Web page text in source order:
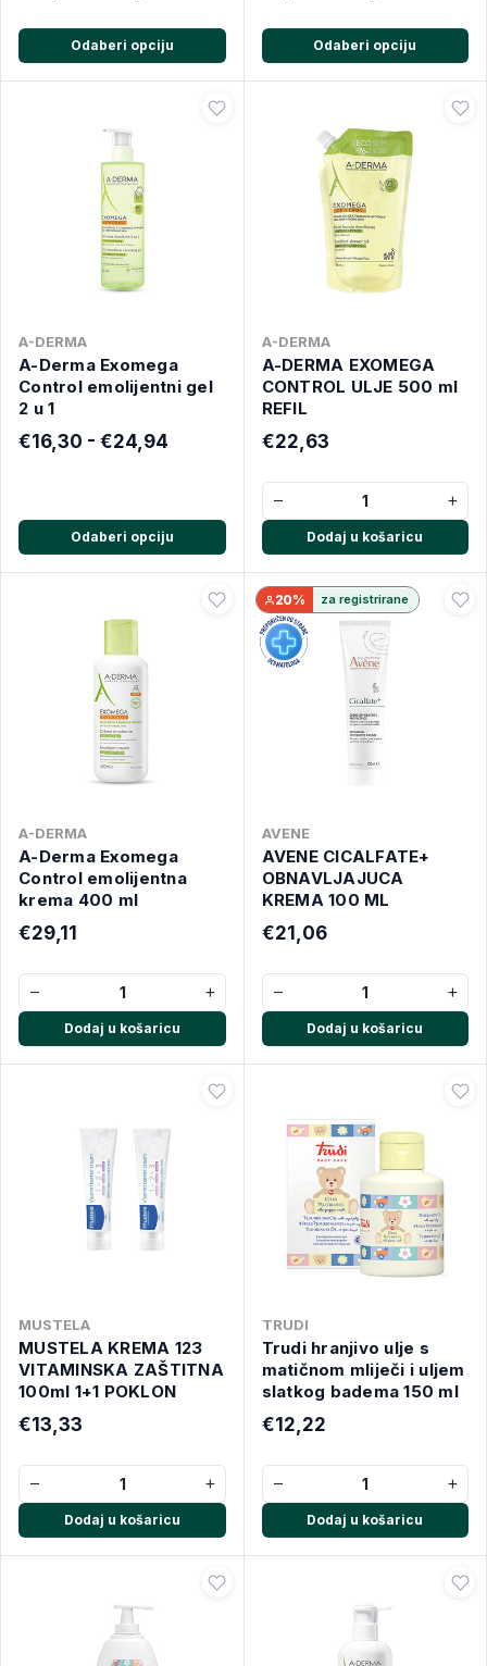
Odaberi opciju Odaberi opciju
A-DERMA
A-Derma Exomega
Control emolijentni gel
2 u 1
€16,30 - €24,94
Odaberi opciju
A-DERMA
A-DERMA EXOMEGA
CONTROL ULJE 500 ml
REFIL
€22,63
− +
Dodaj u košaricu
A-DERMA
A-Derma Exomega
Control emolijentna
krema 400 ml
€29,11
− +
Dodaj u košaricu
20% za registrirane
AVENE
AVENE CICALFATE+
OBNAVLJAJUCA
KREMA 100 ML
€21,06
− +
Dodaj u košaricu
MUSTELA
MUSTELA KREMA 123
VITAMINSKA ZAŠTITNA
100ml 1+1 POKLON
€13,33
− +
Dodaj u košaricu
TRUDI
Trudi hranjivo ulje s
matičnom mliječi i uljem
slatkog badema 150 ml
€12,22
− +
Dodaj u košaricu